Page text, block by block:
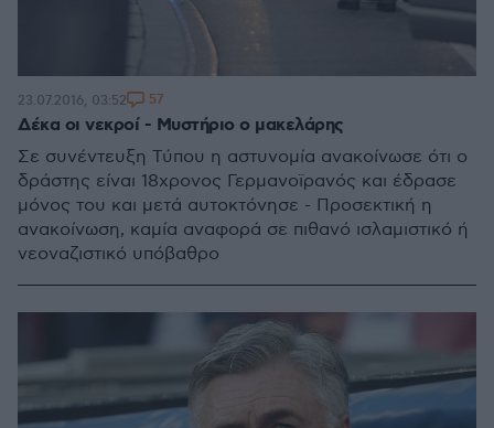
Δέκα οι νεκροί - Μυστήριο ο μακελάρης
Σε συνέντευξη Τύπου η αστυνομία ανακοίνωσε ότι ο
δράστης είναι 18χρονος Γερμανοϊρανός και έδρασε
μόνος του και μετά αυτοκτόνησε - Προσεκτική η
ανακοίνωση, καμία αναφορά σε πιθανό ισλαμιστικό ή
νεοναζιστικό υπόβαθρο
23.07.2016, 03:52 57